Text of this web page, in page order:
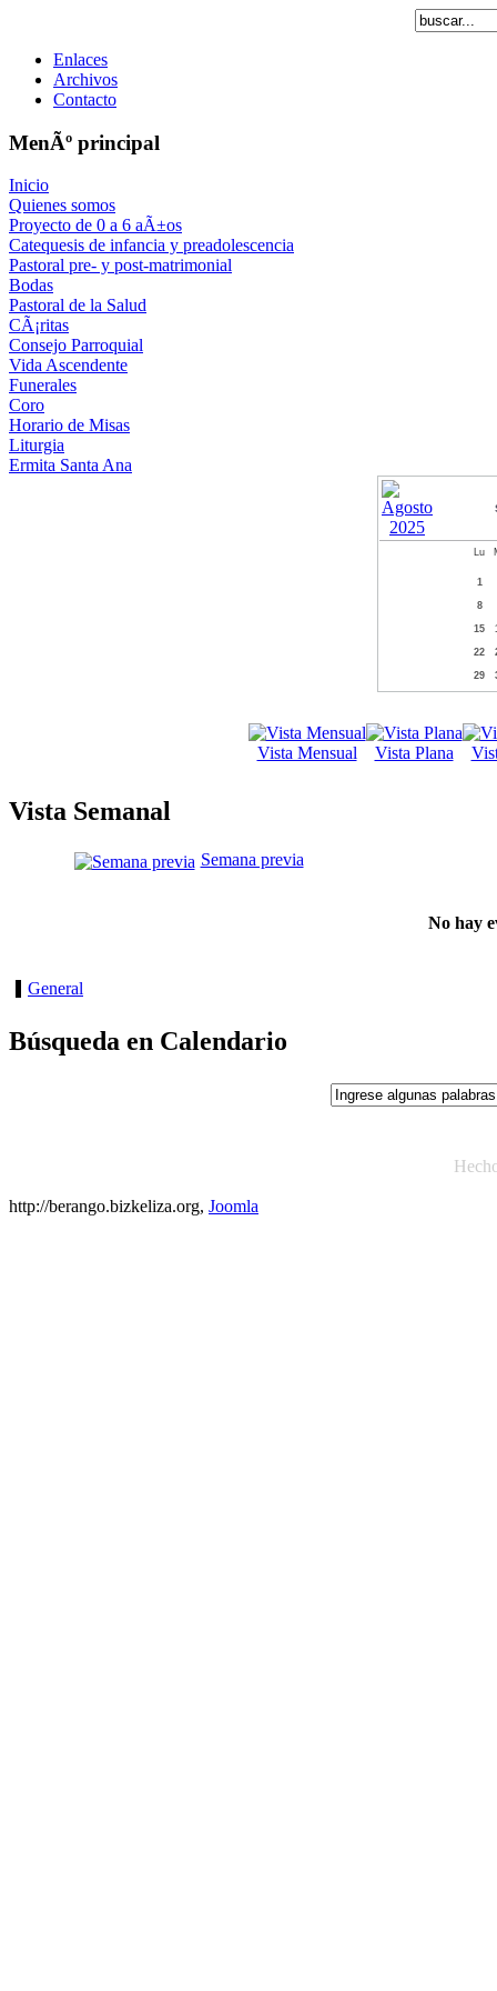
Enlaces
Archivos
Contacto
MenÃº principal
Inicio
Quienes somos
Proyecto de 0 a 6 aÃ±os
Catequesis de infancia y preadolescencia
Pastoral pre- y post-matrimonial
Bodas
Pastoral de la Salud
CÃ¡ritas
Consejo Parroquial
Vida Ascendente
Funerales
Coro
Horario de Misas
Liturgia
Ermita Santa Ana
Lu
1
8
15
22
29
Vista Mensual Vista Plana
Vista Semanal
Semana previa
No hay
General
Búsqueda en Calendario
http://berango.bizkeliza.org, Joomla